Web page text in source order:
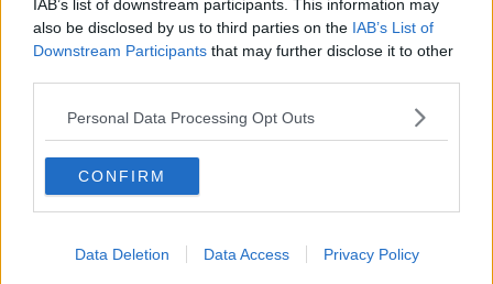
IAB’s list of downstream participants. This information may
also be disclosed by us to third parties on the IAB’s List of
Downstream Participants that may further disclose it to other
Personal Data Processing Opt Outs
CONFIRM
Data Deletion Data Access Privacy Policy
occupate, in possesso di diploma di scuola media superiore o di
accesso al quarto annodi liceo.
“Ha riscosso molto entusiasmo da parte delle aziende – spiega
Camilla Bonelli, direttore di Cescot Formazione – che hanno
aderito, sia per ospitare allievi in stage che per un futuro
occupazionale. Essendo infatti un percorso di istruzione e
formazione superiore è una delle tipologie di corsi che offre le
migliori possibilità di occupazione”.
E’ possibile, a fronte di certificazioni, altri corsi frequentati o esami